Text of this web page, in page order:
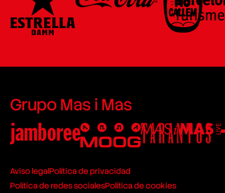
Grupo Mas i Mas
Aviso legalPolítica de privacidad
Política de redes socialesPolítica de cookies